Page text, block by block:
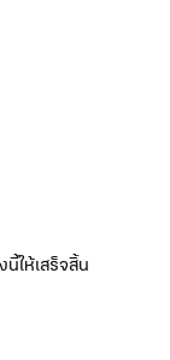
ให้เสร็จสิ้น